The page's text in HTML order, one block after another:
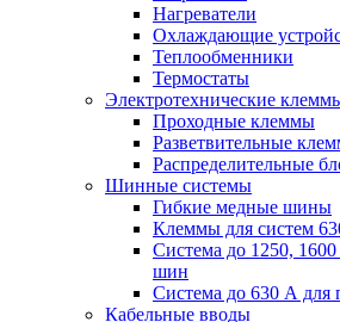
Нагреватели
Охлаждающие
Теплообменники
Термостаты
Электротехнические
Проходные клеммы
Разветвительные
Распределительные
Шинные системы
Гибкие медные шины
Клеммы для систем
Система до 1250,
шин
Система до 630 А для
Кабельные вводы